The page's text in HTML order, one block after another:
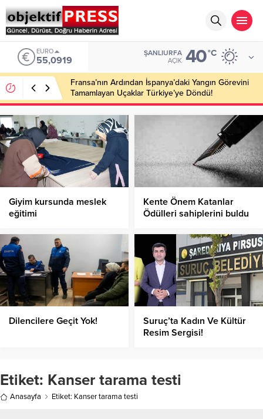
EURO
55,0919
ŞANLIURFA
AÇIK 40°C
Fransa’nın Ardından İspanya’daki Yangın Görevini
Tamamlayan Uçaklar Türkiye’ye Döndü!
Giyim kursunda meslek
eğitimi
Kente Önem Katanlar
Ödülleri sahiplerini buldu
Dilencilere Geçit Yok!
Suruç’ta Kadın Ve Kültür
Resim Sergisi!
Etiket: Kanser tarama testi
Anasayfa Etiket: Kanser tarama testi